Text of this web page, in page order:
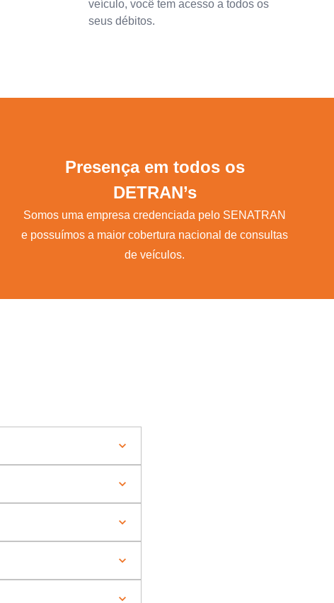
veículo, você tem acesso a todos os
seus débitos.
Presença em todos os
DETRAN’s
Somos uma empresa credenciada pelo SENATRAN
e possuímos a maior cobertura nacional de consultas
de veículos.